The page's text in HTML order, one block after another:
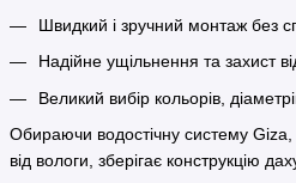
Швидкий і зручний монтаж без
Надійне ущільнення та захист
Великий вибір кольорів,
Обираючи водостічну систему
від вологи, зберігає конструкцію